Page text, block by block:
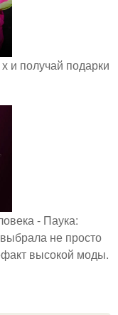
и получай подарки
- Паука:
не просто
высокой моды.